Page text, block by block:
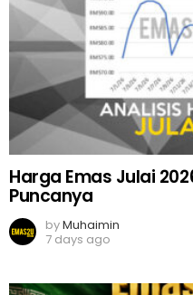
Harga Emas Julai
Puncanya
byMuhaimin
7 days ago